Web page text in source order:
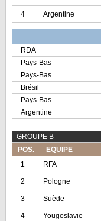
4 Argentine
RDA
Pays-Bas
Pays-Bas
Brésil
Pays-Bas
Argentine
GROUPE B
POS.
EQUIPE
1
RFA
2 Pologne
3 Suède
4 Yougoslavie